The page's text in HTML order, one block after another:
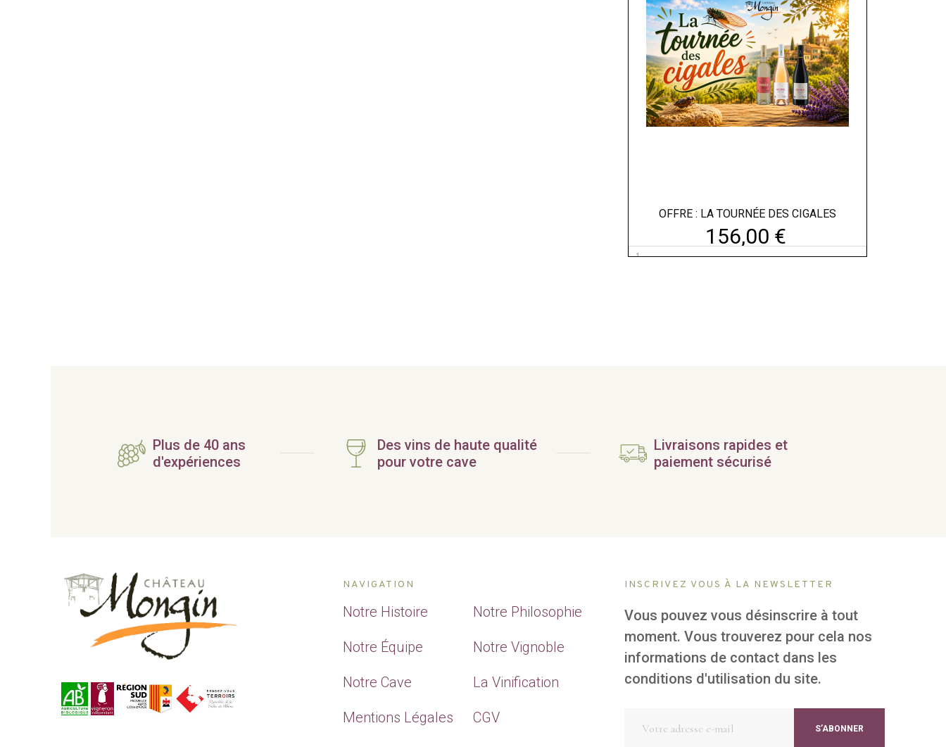
OFFRE : LA TOURNÉE DES CIGALES
156,00 €
Plus de 40 ans
d'expériences
Des vins de haute qualité
pour votre cave
Livraisons rapides et
paiement sécurisé
NAVIGATION
Notre Histoire Notre Philosophie
Notre Équipe Notre Vignoble
Notre Cave La Vinification
Mentions Légales CGV
INSCRIVEZ VOUS À LA NEWSLETTER
Vous pouvez vous désinscrire à tout
moment. Vous trouverez pour cela nos
informations de contact dans les
conditions d'utilisation du site.
S’ABONNER